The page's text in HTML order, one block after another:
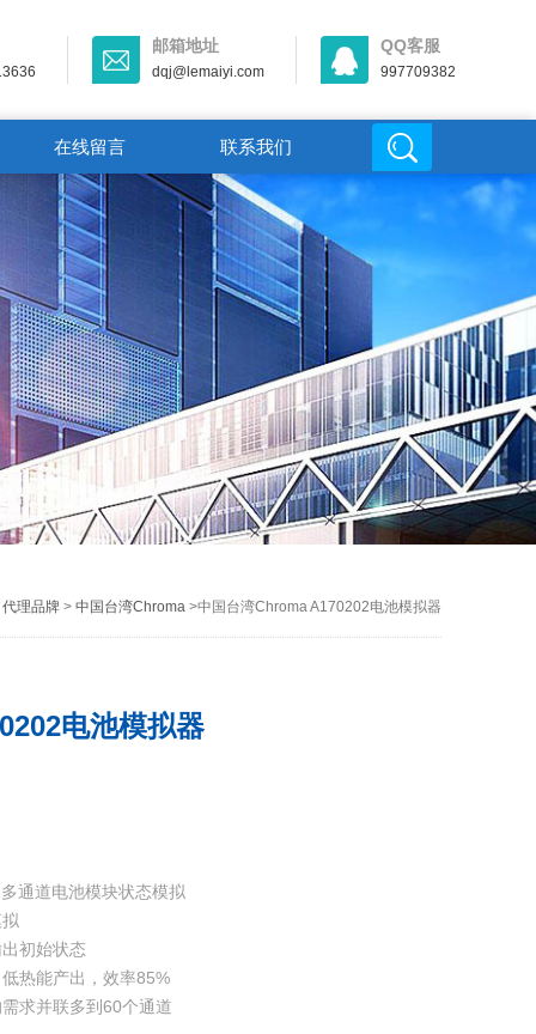
邮箱地址
dqj@lemaiyi.com
QQ客服
997709382
在线留言 联系我们
代理品牌> 中国台湾Chroma>中国台湾Chroma A170202电池模拟器
电池模拟器
通道电池模块状态模拟
初始状态
热能产出，效率85%
求并联多到60个通道